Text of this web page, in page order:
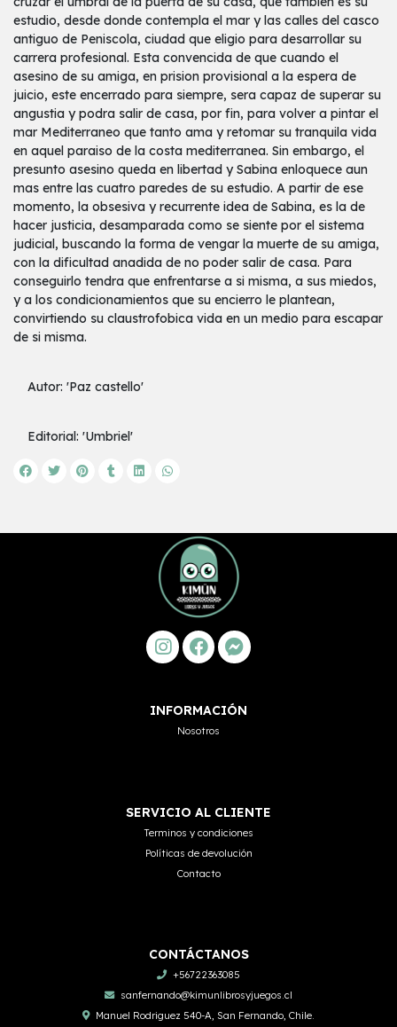
estudio, desde donde contempla el mar y las calles del casco
antiguo de Peniscola, ciudad que eligio para desarrollar su
carrera profesional. Esta convencida de que cuando el
asesino de su amiga, en prision provisional a la espera de
juicio, este encerrado para siempre, sera capaz de superar su
angustia y podra salir de casa, por fin, para volver a pintar el
mar Mediterraneo que tanto ama y retomar su tranquila vida
en aquel paraiso de la costa mediterranea. Sin embargo, el
presunto asesino queda en libertad y Sabina enloquece aun
mas entre las cuatro paredes de su estudio. A partir de ese
momento, la obsesiva y recurrente idea de Sabina, es la de
hacer justicia, desamparada como se siente por el sistema
judicial, buscando la forma de vengar la muerte de su amiga,
con la dificultad anadida de no poder salir de casa. Para
conseguirlo tendra que enfrentarse a si misma, a sus miedos,
y a los condicionamientos que su encierro le plantean,
convirtiendo su claustrofobica vida en un medio para escapar
de si misma.
Autor: 'Paz castello'
Editorial: 'Umbriel'
INFORMACIÓN
Nosotros
SERVICIO AL CLIENTE
Terminos y condiciones
Políticas de devolución
Contacto
CONTÁCTANOS
+56722363085
sanfernando@kimunlibrosyjuegos.cl
Manuel Rodriguez 540-A, San Fernando, Chile.